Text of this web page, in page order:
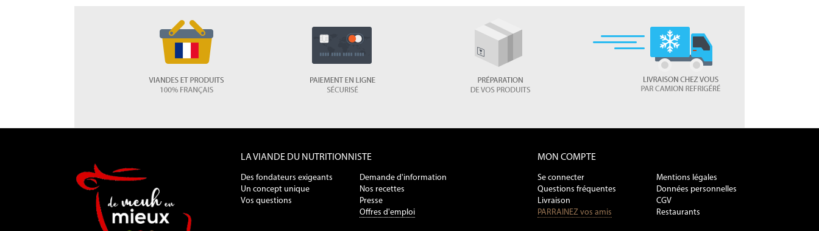
LA VIANDE DU NUTRITIONNISTE
Des fondateurs exigeants
Un concept unique
Vos questions
Demande d'information
Nos recettes
Presse
Offres d'emploi
MON COMPTE
Se connecter
Questions fréquentes
Livraison
PARRAINEZ vos amis
Mentions légales
Données personnelles
CGV
Restaurants